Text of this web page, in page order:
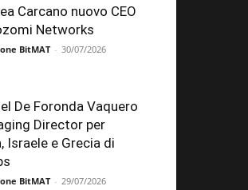
Carcano nuovo CEO
Networks
BitMAT - 30/07/2026
De Foronda Vaquero
Director per
Israele e Grecia di
BitMAT - 29/07/2026